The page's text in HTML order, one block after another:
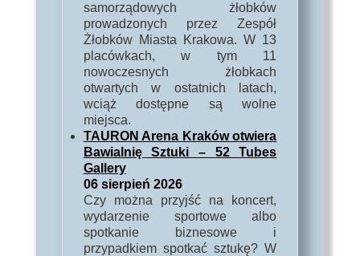
samorządowych żłobków
prowadzonych przez Zespół
Żłobków Miasta Krakowa. W 13
placówkach, w tym 11
nowoczesnych żłobkach
otwartych w ostatnich latach,
wciąż dostępne są wolne
miejsca.
TAURON Arena Kraków otwiera
Bawialnię Sztuki – 52 Tubes
Gallery
06 sierpień 2026
Czy można przyjść na koncert,
wydarzenie sportowe albo
spotkanie biznesowe i
przypadkiem spotkać sztukę? W